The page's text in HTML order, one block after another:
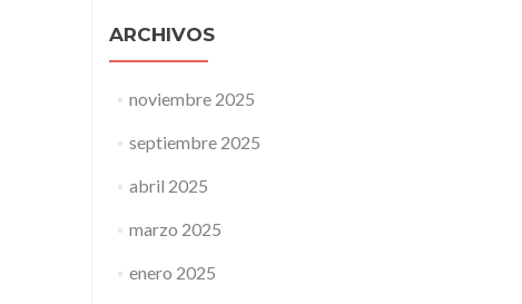
ARCHIVOS
noviembre 2025
septiembre 2025
abril 2025
marzo 2025
enero 2025